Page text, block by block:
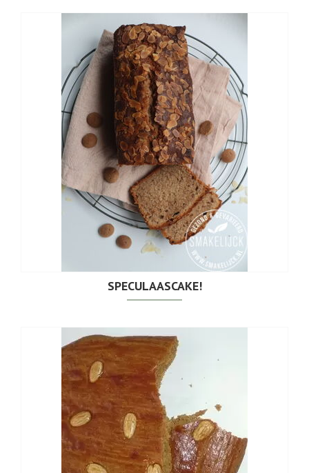
SPECULAASCAKE!